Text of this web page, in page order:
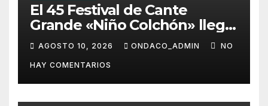
El 45 Festival de Cante
Grande «Niño Colchón» llega
el sábado 3 de octubre, a las
21.30 h, al Viso del Alcor
AGOSTO 10, 2026 ONDACO_ADMIN NO
HAY COMENTARIOS